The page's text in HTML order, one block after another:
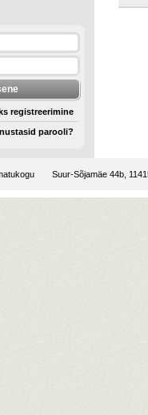
registreerimine
parooli?
Suur-Sõjamäe 44b,